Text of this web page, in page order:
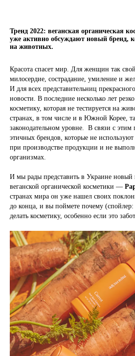
Тренд 2022: веганская органическая
уже активно обсуждают новый бренд,
на животных.
Красота спасет мир. Для женщин так
милосердие, сострадание, умиление и
И для всех представительниц
новости. В последние несколько лет
косметику, которая не тестируется на
странах, в том числе и в Южной Корее,
законодательном уровне. В связи с этим
этичных брендов, которые не используют
при производстве продукции и не
организмах.
И мы рады представить в Украине новый
веганской органической косметики —
странах мира он уже нашел своих
до конца, и вы поймете почему
делать косметику, особенно если это